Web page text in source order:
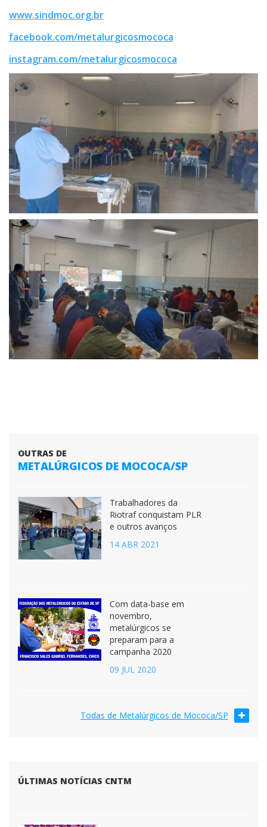
www.sindmoc.org.br
facebook.com/metalurgicosmococa
instagram.com/metalurgicosmococa
OUTRAS DE
METALÚRGICOS DE MOCOCA/SP
Trabalhadores da
Riotraf conquistam PLR
e outros avanços
14 ABR 2021
Com data-base em
novembro,
metalúrgicos se
preparam para a
campanha 2020
09 JUL 2020
Todas de Metalúrgicos de Mococa/SP
ÚLTIMAS NOTÍCIAS CNTM